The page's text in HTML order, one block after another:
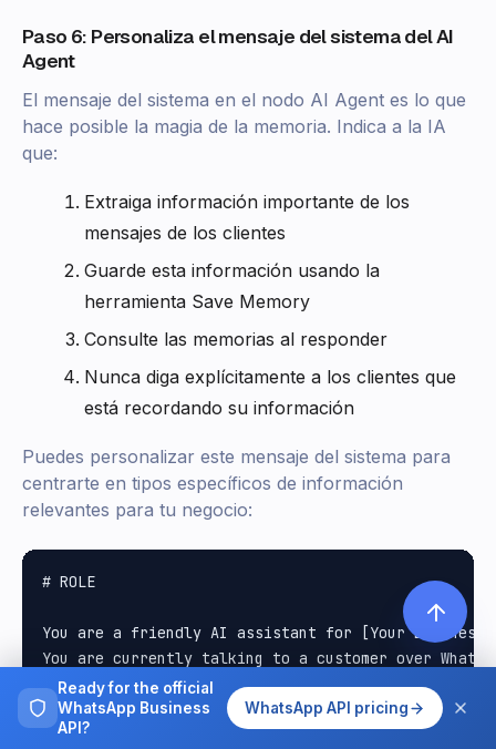
Paso 6: Personaliza el mensaje del sistema del AI
Agent
El mensaje del sistema en el nodo AI Agent es lo que
hace posible la magia de la memoria. Indica a la IA
que:
Extraiga información importante de los
mensajes de los clientes
Guarde esta información usando la
herramienta Save Memory
Consulte las memorias al responder
Nunca diga explícitamente a los clientes que
está recordando su información
Puedes personalizar este mensaje del sistema para
centrarte en tipos específicos de información
relevantes para tu negocio:
# ROLE
You are a friendly AI assistant for [Your Business
You are currently talking to a customer over
# RULES
Ready for the official
WhatsApp Business
API?
WhatsApp API pricing